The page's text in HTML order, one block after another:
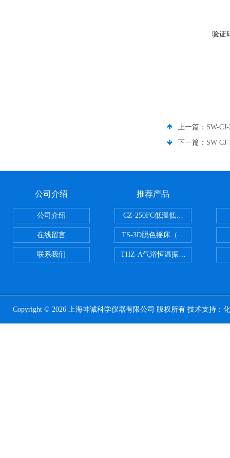
验证
上一篇： SW-
下一篇： SW-
公司介绍
公司介绍
在线留言
联系我们
推荐产品
CZ-250FC低温低湿种子储藏柜
TS-3D脱色摇床（三维运动）
THZ-A气浴恒温振荡器
Copyright © 2026 上海坤诚科学仪器有限公司 版权所有 技术支持：